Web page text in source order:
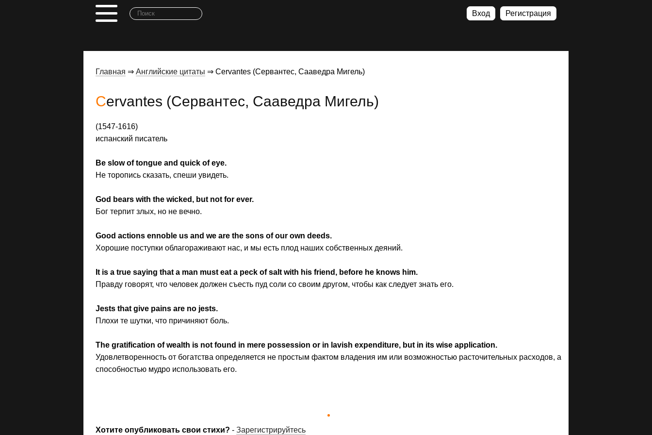
Вход Регистрация
Хотите опубликовать свои стихи? - Зарегистрируйтесь
Главная ⇒ Английские цитаты ⇒ Cervantes (Сервантес, Сааведра Мигель)
Cervantes (Сервантес, Сааведра Мигель)
(1547-1616)
испанский писатель
Be slow of tongue and quick of eye.
He торопись сказать, спеши увидеть.
God bears with the wicked, but not for ever.
Бог терпит злых, но не вечно.
Good actions ennoble us and we are the sons of our own deeds.
Хорошие поступки облагораживают нас, и мы есть плод наших собственных деяний.
It is a true saying that a man must eat a peck of salt with his friend, before he knows him.
Правду говорят, что человек должен съесть пуд соли со своим другом, чтобы как следует знать его.
Jests that give pains are no jests.
Плохи те шутки, что причиняют боль.
The gratification of wealth is not found in mere possession or in lavish expenditure, but in its wise application.
Удовлетворенность от богатства определяется не простым фактом владения им или возможностью расточительных расходов, а
способностью мудро использовать его.